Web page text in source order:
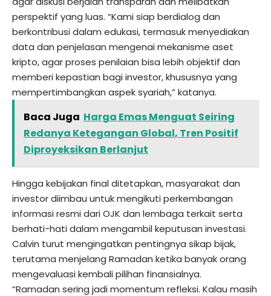
perspektif yang luas. “Kami siap berdialog dan
berkontribusi dalam edukasi, termasuk menyediakan
data dan penjelasan mengenai mekanisme aset
kripto, agar proses penilaian bisa lebih objektif dan
memberi kepastian bagi investor, khususnya yang
mempertimbangkan aspek syariah,” katanya.
Baca Juga Harga Emas Menguat Seiring
Redanya Ketegangan Global, Tren Positif
Diproyeksikan Berlanjut
Hingga kebijakan final ditetapkan, masyarakat dan
investor diimbau untuk mengikuti perkembangan
informasi resmi dari OJK dan lembaga terkait serta
berhati-hati dalam mengambil keputusan investasi.
Calvin turut mengingatkan pentingnya sikap bijak,
terutama menjelang Ramadan ketika banyak orang
mengevaluasi kembali pilihan finansialnya.
“Ramadan sering jadi momentum refleksi. Kalau masih